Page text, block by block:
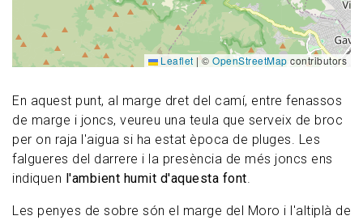
En aquest punt, al marge dret del camí, entre fenassos
de marge i joncs, veureu una teula que serveix de broc
per on raja l'aigua si ha estat època de pluges. Les
falgueres del darrere i la presència de més joncs ens
indiquen l'ambient humit d'aquesta font.
Les penyes de sobre són el marge del Moro i l'altiplà de
Leaflet | © OpenStreetMap contributors